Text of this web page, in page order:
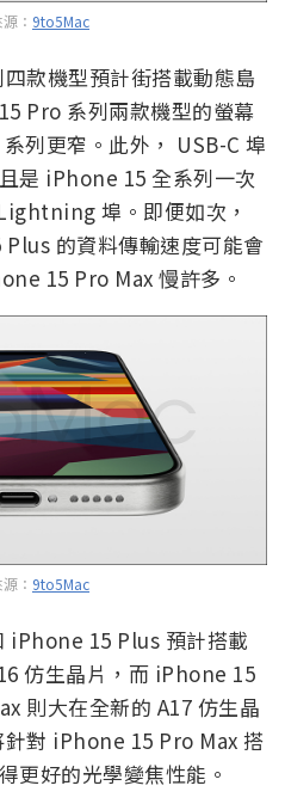
： 9to5Mac
款機型預計街搭載動態島
Pro 系列兩款機型的螢幕
列更窄。此外， USB-C 埠
是 iPhone 15 全系列一次
埠。即便如次，
的資料傳輸速度可能會
15 Pro Max 慢許多。
： 9to5Mac
iPhone 15 Plus 預計搭載
仿生晶片，而 iPhone 15
則大在全新的 A17 仿生晶
對 iPhone 15 Pro Max 搭
更好的光學變焦性能。